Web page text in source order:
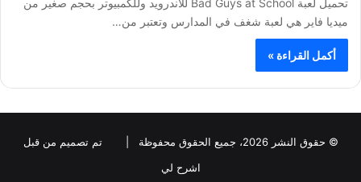
ميديا فاير هي لعبة شغف في المدارس وتعتبر من…
أكمل القراءة »
© حقوق النشر 2026، جميع الحقوق محفوظة |
تم تصميم من قبل
اشرح لي